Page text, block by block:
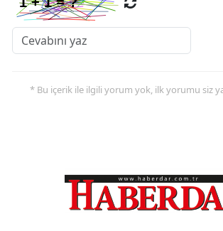
* Bu içerik ile ilgili yorum yok, ilk yorumu siz